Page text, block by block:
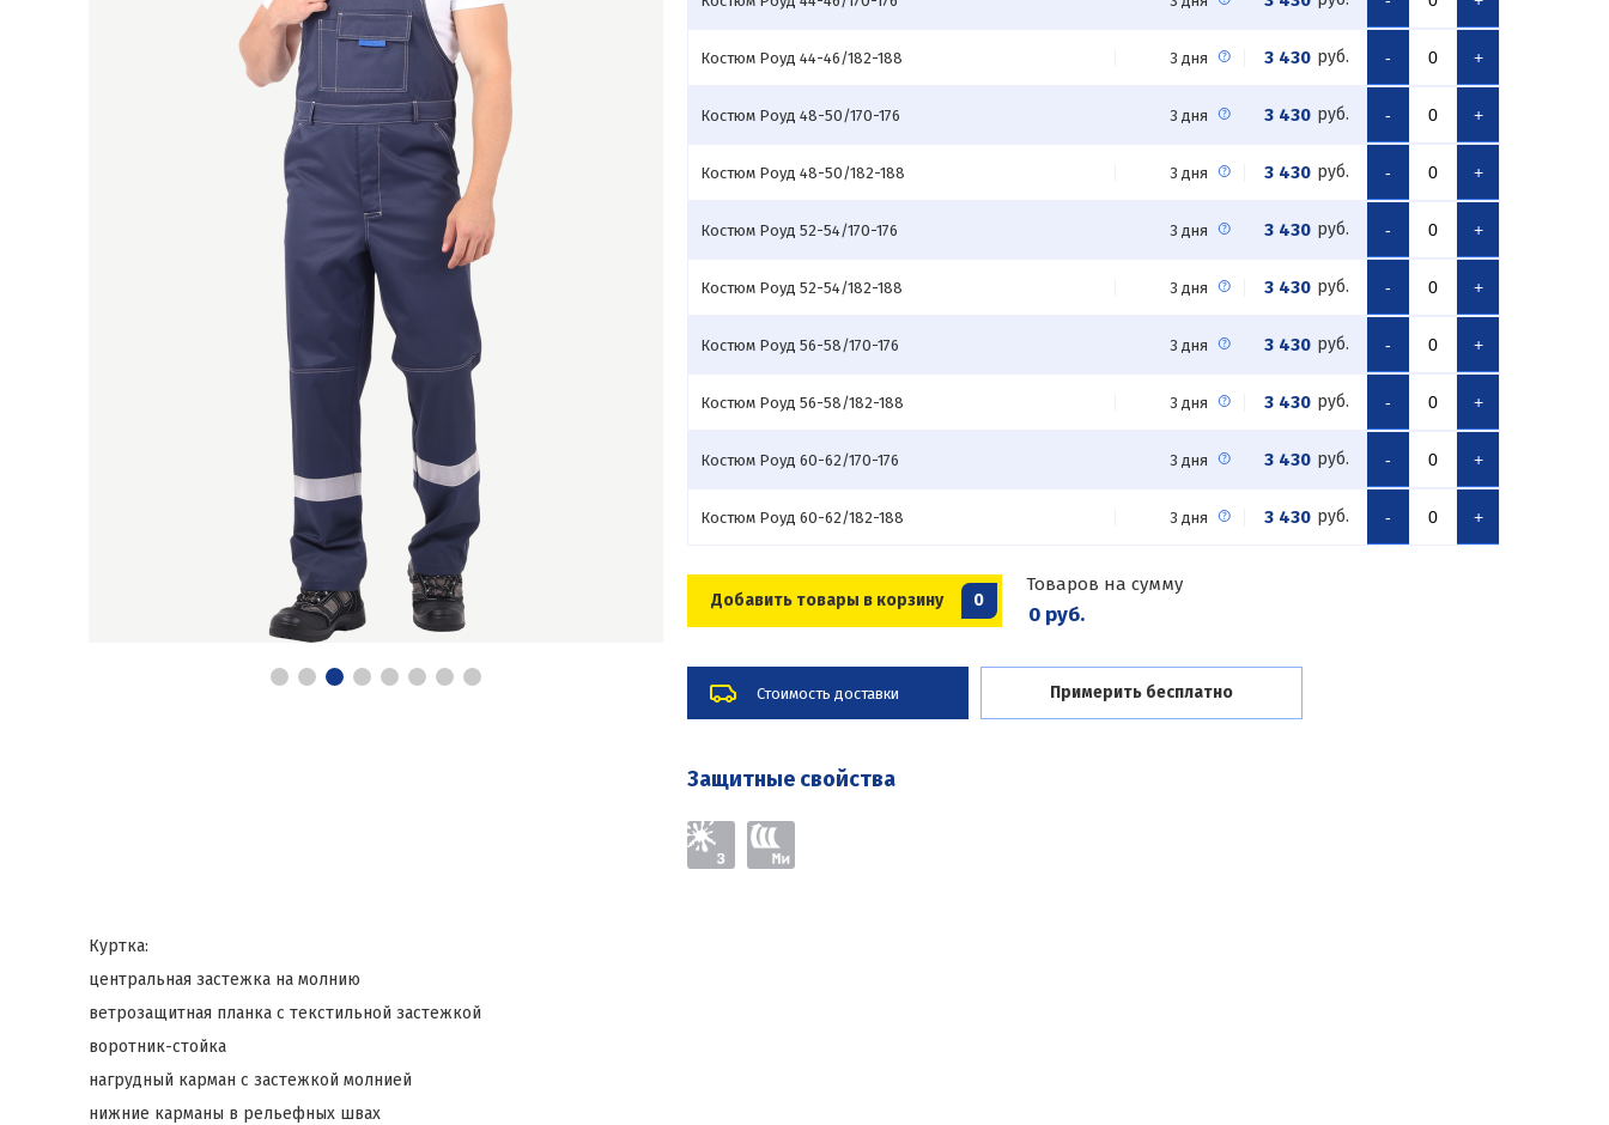
Костюм Роуд 44-46/182-188 3 дня 3 430 руб. - +
Костюм Роуд 48-50/170-176 3 дня 3 430 руб. - +
Костюм Роуд 48-50/182-188 3 дня 3 430 руб. - +
Костюм Роуд 52-54/170-176 3 дня 3 430 руб. - +
Костюм Роуд 52-54/182-188 3 дня 3 430 руб. - +
Костюм Роуд 56-58/170-176 3 дня 3 430 руб. - +
Костюм Роуд 56-58/182-188 3 дня 3 430 руб. - +
Костюм Роуд 60-62/170-176 3 дня 3 430 руб. - +
Костюм Роуд 60-62/182-188 3 дня 3 430 руб. - +
Добавить товары в корзину 0
Товаров на сумму
0 руб.
Стоимость доставки Примерить бесплатно
Защитные свойства
Куртка:
центральная застежка на молнию
ветрозащитная планка с текстильной застежкой
воротник-стойка
нагрудный карман с застежкой молнией
нижние карманы в рельефных швах